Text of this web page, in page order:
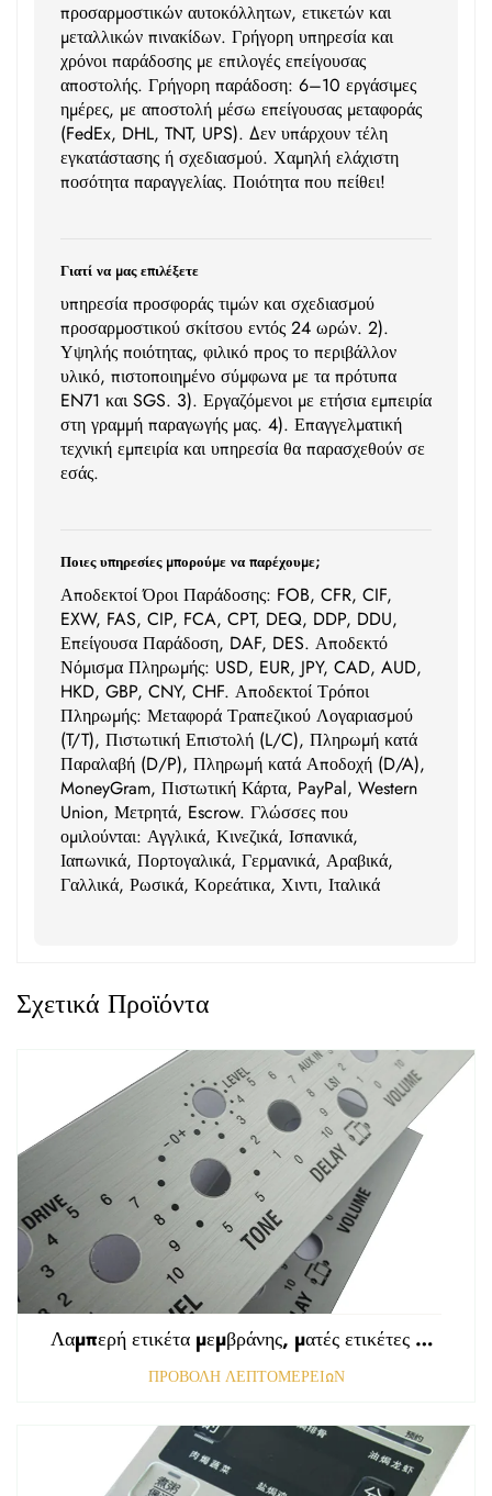
προσαρμοστικών αυτοκόλλητων, ετικετών και
μεταλλικών πινακίδων. Γρήγορη υπηρεσία και
χρόνοι παράδοσης με επιλογές επείγουσας
αποστολής. Γρήγορη παράδοση: 6–10 εργάσιμες
ημέρες, με αποστολή μέσω επείγουσας μεταφοράς
(FedEx, DHL, TNT, UPS). Δεν υπάρχουν τέλη
εγκατάστασης ή σχεδιασμού. Χαμηλή ελάχιστη
ποσότητα παραγγελίας. Ποιότητα που πείθει!
Γιατί να μας επιλέξετε
υπηρεσία προσφοράς τιμών και σχεδιασμού
προσαρμοστικού σκίτσου εντός 24 ωρών. 2).
Υψηλής ποιότητας, φιλικό προς το περιβάλλον
υλικό, πιστοποιημένο σύμφωνα με τα πρότυπα
EN71 και SGS. 3). Εργαζόμενοι με ετήσια εμπειρία
στη γραμμή παραγωγής μας. 4). Επαγγελματική
τεχνική εμπειρία και υπηρεσία θα παρασχεθούν σε
εσάς.
Ποιες υπηρεσίες μπορούμε να παρέχουμε;
Αποδεκτοί Όροι Παράδοσης: FOB, CFR, CIF,
EXW, FAS, CIP, FCA, CPT, DEQ, DDP, DDU,
Επείγουσα Παράδοση, DAF, DES. Αποδεκτό
Νόμισμα Πληρωμής: USD, EUR, JPY, CAD, AUD,
HKD, GBP, CNY, CHF. Αποδεκτοί Τρόποι
Πληρωμής: Μεταφορά Τραπεζικού Λογαριασμού
(T/T), Πιστωτική Επιστολή (L/C), Πληρωμή κατά
Παραλαβή (D/P), Πληρωμή κατά Αποδοχή (D/A),
MoneyGram, Πιστωτική Κάρτα, PayPal, Western
Union, Μετρητά, Escrow. Γλώσσες που
ομιλούνται: Αγγλικά, Κινεζικά, Ισπανικά,
Ιαπωνικά, Πορτογαλικά, Γερμανικά, Αραβικά,
Γαλλικά, Ρωσικά, Κορεάτικα, Χιντι, Ιταλικά
Σχετικά Προϊόντα
Λαμπερή ετικέτα μεμβράνης, ματές ετικέτες εμπρόσθιου πίνακα ελέγχου, ανάγλυφη γραφική επικάλυψη πολυκαρβονικού
ΠΡΟΒΟΛΗ ΛΕΠΤΟΜΕΡΕΙΩΝ